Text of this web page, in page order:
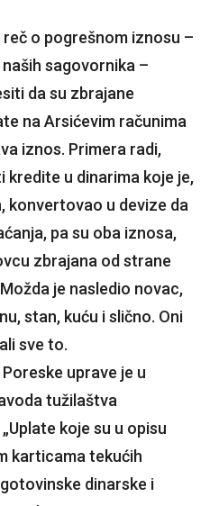
o pogrešnom iznosu –
sagovornika –
da su zbrajane
na Arsićevim računima
iznos. Primera radi,
kredite u dinarima koje je,
konvertovao u devize da
pa su oba iznosa,
zbrajana od strane
je nasledio novac,
stan, kuću i slično. Oni
sve to.
uprave je u
tužilaštva
koje su u opisu
karticama tekućih
dinarske i